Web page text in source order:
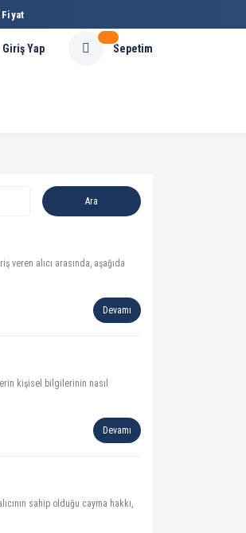
Giriş Yap Sepetim
alıcı arasında, aşağıda
Devamı
kişisel bilgilerinin nasıl
Devamı
sahip olduğu cayma hakkı,